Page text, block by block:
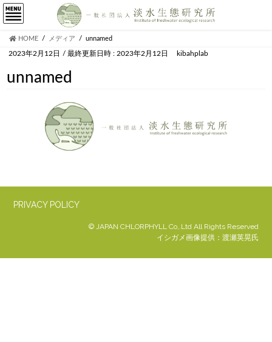
HOME メディア unnamed
2023年2月12日 / 最終更新日時 : 2023年2月12日 kibahplab
unnamed
PRIVACY POLICY
© JAPAN CHLORPHYLL Co,.Ltd All Rights Reserved
イシガメ画像提供：渡瀬英晃氏